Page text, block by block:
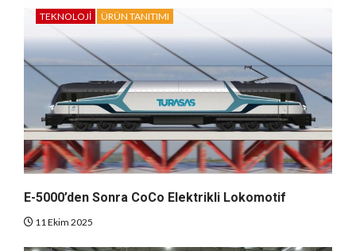
TEKNOLOJI ÜRÜN TANITIMI
E-5000’den Sonra CoCo Elektrikli Lokomotif
11 Ekim 2025